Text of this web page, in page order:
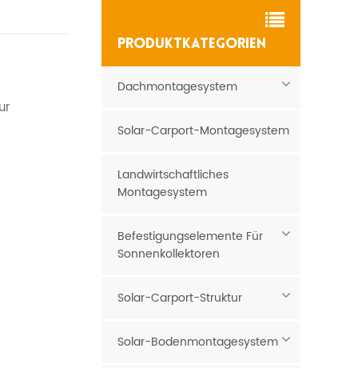
PRODUKTKATEGORIEN
Dachmontagesystem
Solar-Carport-Montagesystem
Landwirtschaftliches
Montagesystem
Befestigungselemente Für
Sonnenkollektoren
Solar-Carport-Struktur
Solar-Bodenmontagesystem